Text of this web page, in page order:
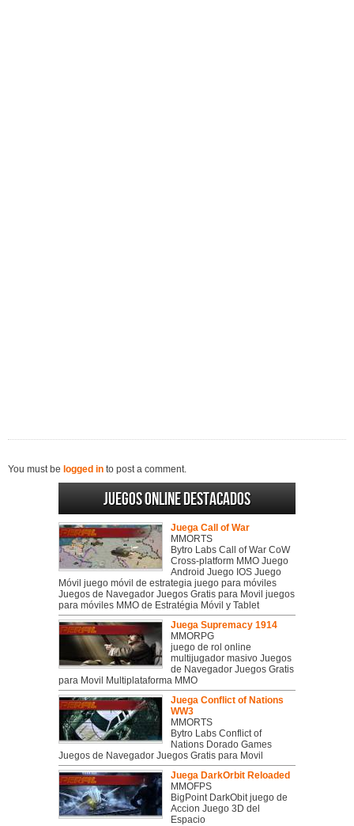
You must be logged in to post a comment.
Juegos online destacados
Juega Call of War
MMORTS
Bytro Labs Call of War CoW
Cross-platform MMO Juego
Android Juego IOS Juego
Móvil juego móvil de estrategia juego para móviles
Juegos de Navegador Juegos Gratis para Movil juegos
para móviles MMO de Estratégia Móvil y Tablet
Juega Supremacy 1914
MMORPG
juego de rol online
multijugador masivo Juegos
de Navegador Juegos Gratis
para Movil Multiplataforma MMO
Juega Conflict of Nations
WW3
MMORTS
Bytro Labs Conflict of
Nations Dorado Games
Juegos de Navegador Juegos Gratis para Movil
Juega DarkOrbit Reloaded
MMOFPS
BigPoint DarkObit juego de
Accion Juego 3D del
Espacio